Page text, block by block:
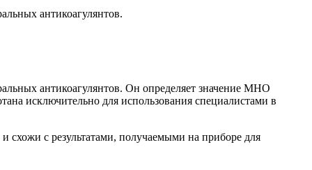
антикоагулянтов.
антикоагулянтов. Он определяет значение МНО
исключительно для использования специалистами в
схожи с результатами, получаемыми на приборе для